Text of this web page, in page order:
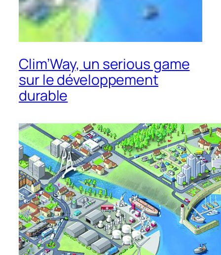
Clim’Way, un serious game
sur le développement
durable